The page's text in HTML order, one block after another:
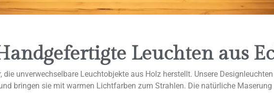
Leuchten aus
die unverwechselbare Leuchtobjekte aus Holz herstellt. Unsere
bringen sie mit warmen Lichtfarben zum Strahlen. Die natürliche